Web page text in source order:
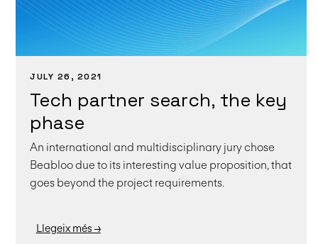
JULY 26, 2021
Tech partner search, the key
phase
An international and multidisciplinary jury chose
Beabloo due to its interesting value proposition, that
goes beyond the project requirements.
Llegeix més →